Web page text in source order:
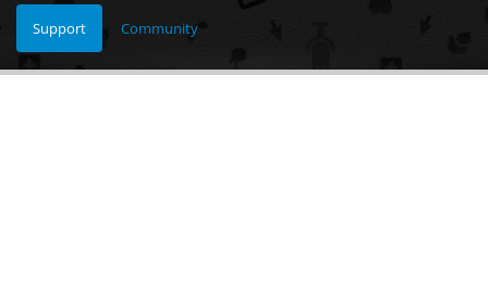
Support Community